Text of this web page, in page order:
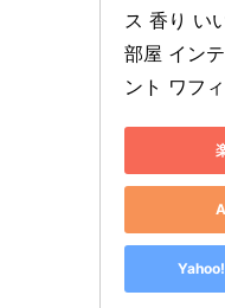
ス 香り い
部屋 イン
ント ワフ